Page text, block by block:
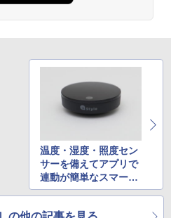
温度・湿度・照度セン
サーを備えてアプリで
連動が簡単なスマート
リモコン